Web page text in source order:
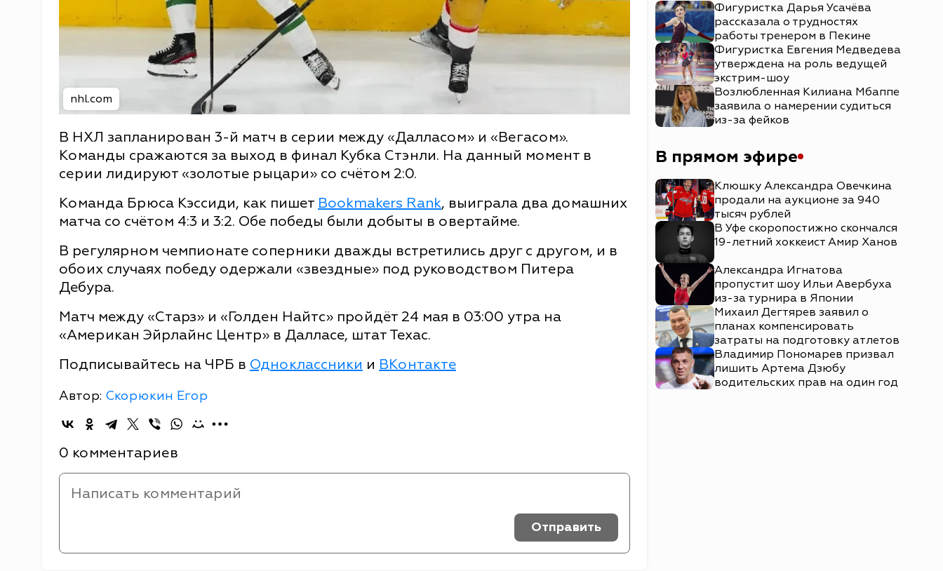
nhl.com
В НХЛ запланирован 3-й матч в серии между «Далласом» и «Вегасом».
Команды сражаются за выход в финал Кубка Стэнли. На данный момент в
серии лидируют «золотые рыцари» со счётом 2:0.
Команда Брюса Кэссиди, как пишет Bookmakers Rank, выиграла два домашних
матча со счётом 4:3 и 3:2. Обе победы были добыты в овертайме.
В регулярном чемпионате соперники дважды встретились друг с другом, и в
обоих случаях победу одержали «звездные» под руководством Питера
Дебура.
Матч между «Старз» и «Голден Найтс» пройдёт 24 мая в 03:00 утра на
«Американ Эйрлайнс Центр» в Далласе, штат Техас.
Подписывайтесь на ЧРБ в Одноклассники и ВКонтакте
Автор: Скорюкин Егор
0 комментариев
Отправить
Фигуристка Дарья Усачёва
рассказала о трудностях
работы тренером в Пекине
Фигуристка Евгения Медведева
утверждена на роль ведущей
экстрим-шоу
Возлюбленная Килиана Мбаппе
заявила о намерении судиться
из-за фейков
В прямом эфире
Клюшку Александра Овечкина
продали на аукционе за 940
тысяч рублей
В Уфе скоропостижно скончался
19-летний хоккеист Амир Ханов
Александра Игнатова
пропустит шоу Ильи Авербуха
из-за турнира в Японии
Михаил Дегтярев заявил о
планах компенсировать
затраты на подготовку атлетов
Владимир Пономарев призвал
лишить Артема Дзюбу
водительских прав на один год